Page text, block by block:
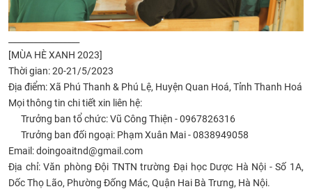
[MÙA HÈ XANH 2023]
Thời gian: 20-21/5/2023
Địa điểm: Xã Phú Thanh & Phú Lệ, Huyện Quan Hoá, Tỉnh Thanh Hoá
Mọi thông tin chi tiết xin liên hệ:
Trưởng ban tổ chức: Vũ Công Thiện - 0967826316
Trưởng ban đối ngoại: Phạm Xuân Mai - 0838949058
Email: doingoaitnd@gmail.com
Địa chỉ: Văn phòng Đội TNTN trường Đại học Dược Hà Nội - Số 1A,
Dốc Thọ Lão, Phường Đống Mác, Quận Hai Bà Trưng, Hà Nội.